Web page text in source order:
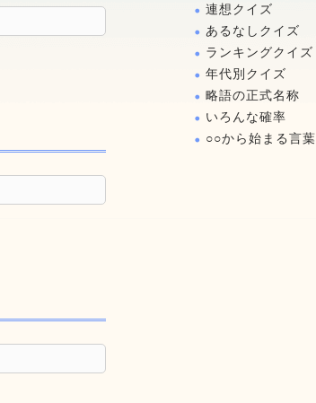
連想クイズ
あるなしクイズ
ランキングクイズ
年代別クイズ
略語の正式名称
いろんな確率
○○から始まる言葉